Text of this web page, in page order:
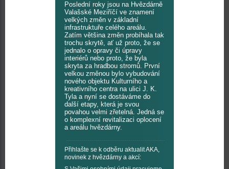
Poslední roky jsou na Hvězdárně
Valašské Meziříčí ve znamení
velkých změn v základní
infrastruktuře celého areálu.
Zatím většina změn probíhala tak
trochu skrytě, ať už proto, že se
jednalo o opravy či úpravy
interiérů nebo proto, že byla
skryta za hradbou stromů. První
velkou změnou bylo vybudování
nového objektu Kulturního a
kreativního centra na ulici J. K.
Tyla a nyní se dostáváme do
další etapy, která je svou
povahou velmi zřetelná. Jedná se
o komplexní revitalizaci oplocení
a areálu hvězdárny.
Přihlašte se k odběru aktualit AKA,
novinek z hvězdárny a akcí: